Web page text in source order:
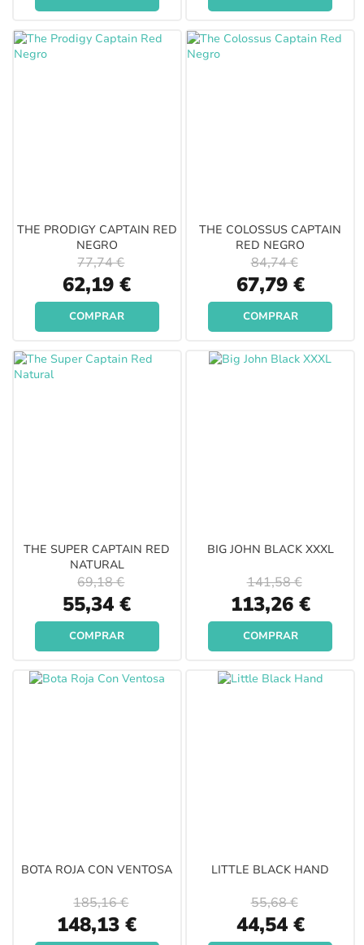
THE PRODIGY CAPTAIN RED
NEGRO
Special
Price
62,19 €
77,74 €
COMPRAR
THE COLOSSUS CAPTAIN
RED NEGRO
Special
Price
67,79 €
84,74 €
COMPRAR
THE SUPER CAPTAIN RED
NATURAL
Special
Price
55,34 €
69,18 €
COMPRAR
BIG JOHN BLACK XXXL
Special
Price
113,26 €
141,58 €
COMPRAR
BOTA ROJA CON VENTOSA
Special
Price
148,13 €
185,16 €
LITTLE BLACK HAND
Special
Price
44,54 €
55,68 €